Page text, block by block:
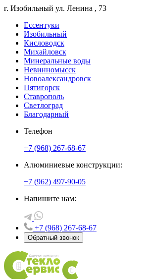
г. Изобильный ул. Ленина , 73
Ессентуки
Изобильный
Кисловодск
Михайловск
Минеральные воды
Невинномысск
Новоалександровск
Пятигорск
Ставрополь
Светлоград
Благодарный
Телефон
+7 (968) 267-68-67
Алюминиевые конструкции:
+7 (962) 497-90-05
Напишите нам:
+7 (968) 267-68-67
Обратный звонок